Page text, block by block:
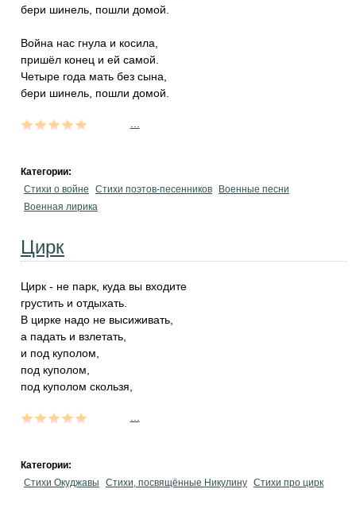
бери шинель, пошли домой.
Война нас гнула и косила,
пришёл конец и ей самой.
Четыре года мать без сына,
бери шинель, пошли домой.
Категории:
Стихи о войне
Стихи поэтов-песенников
Военные песни
Военная лирика
Цирк
Цирк - не парк, куда вы входите
грустить и отдыхать.
В цирке надо не высиживать,
а падать и взлетать,
и под куполом,
под куполом,
под куполом скользя,
Категории:
Стихи Окуджавы
Стихи, посвящённые Никулину Стихи про цирк